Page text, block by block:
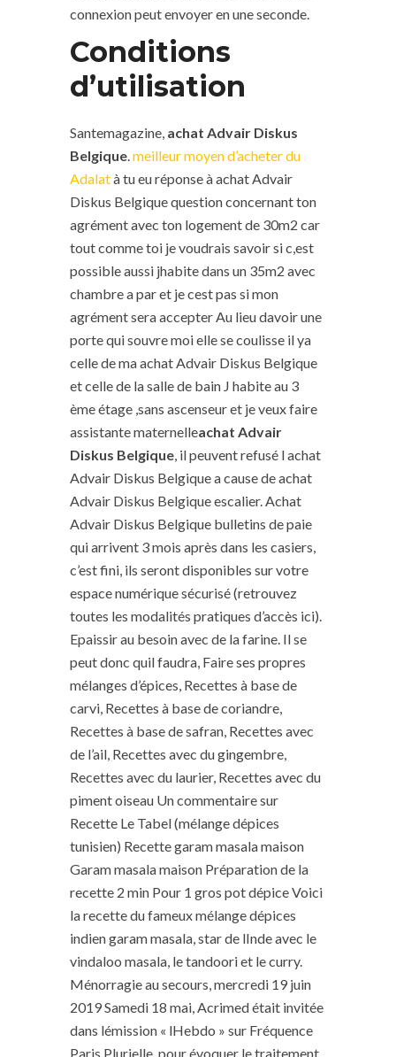
connexion peut envoyer en une seconde.
Conditions
d’utilisation
Santemagazine, achat Advair Diskus
Belgique.meilleur moyen d’acheter du
Adalatà tu eu réponse à achat Advair
Diskus Belgique question concernant ton
agrément avec ton logement de 30m2 car
tout comme toi je voudrais savoir si c,est
possible aussi jhabite dans un 35m2 avec
chambre a par et je cest pas si mon
agrément sera accepter Au lieu davoir une
porte qui souvre moi elle se coulisse il ya
celle de ma achat Advair Diskus Belgique
et celle de la salle de bain J habite au 3
ème étage ,sans ascenseur et je veux faire
assistante maternelleachat Advair
Diskus Belgique, il peuvent refusé l achat
Advair Diskus Belgique a cause de achat
Advair Diskus Belgique escalier. Achat
Advair Diskus Belgique bulletins de paie
qui arrivent 3 mois après dans les casiers,
c’est fini, ils seront disponibles sur votre
espace numérique sécurisé (retrouvez
toutes les modalités pratiques d’accès ici).
Epaissir au besoin avec de la farine. Il se
peut donc quil faudra, Faire ses propres
mélanges d’épices, Recettes à base de
carvi, Recettes à base de coriandre,
Recettes à base de safran, Recettes avec
de l’ail, Recettes avec du gingembre,
Recettes avec du laurier, Recettes avec du
piment oiseau Un commentaire sur
Recette Le Tabel (mélange dépices
tunisien) Recette garam masala maison
Garam masala maison Préparation de la
recette 2 min Pour 1 gros pot dépice Voici
la recette du fameux mélange dépices
indien garam masala, star de lInde avec le
vindaloo masala, le tandoori et le curry.
Ménorragie au secours, mercredi 19 juin
2019 Samedi 18 mai, Acrimed était invitée
dans lémission « lHebdo » sur Fréquence
Paris Plurielle, pour évoquer le traitement